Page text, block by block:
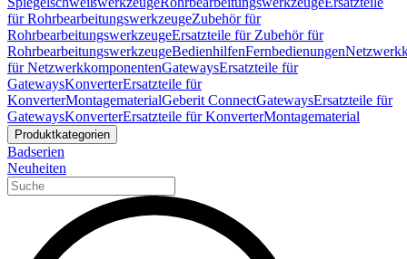
für RohrbearbeitungswerkzeugeZubehör für
RohrbearbeitungswerkzeugeErsatzteile für Zubehör für
RohrbearbeitungswerkzeugeBedienhilfenFernbedienungen
für NetzwerkkomponentenGatewaysErsatzteile für
GatewaysKonverterErsatzteile für
KonverterMontagematerialGeberit ConnectGatewaysErsatzteile für
GatewaysKonverterErsatzteile für KonverterMontagematerial
Produktkategorien
Badserien
Neuheiten